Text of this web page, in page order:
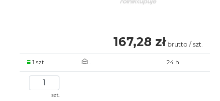
167,28 zł brutto / szt.
1 szt. . 24 h
szt.